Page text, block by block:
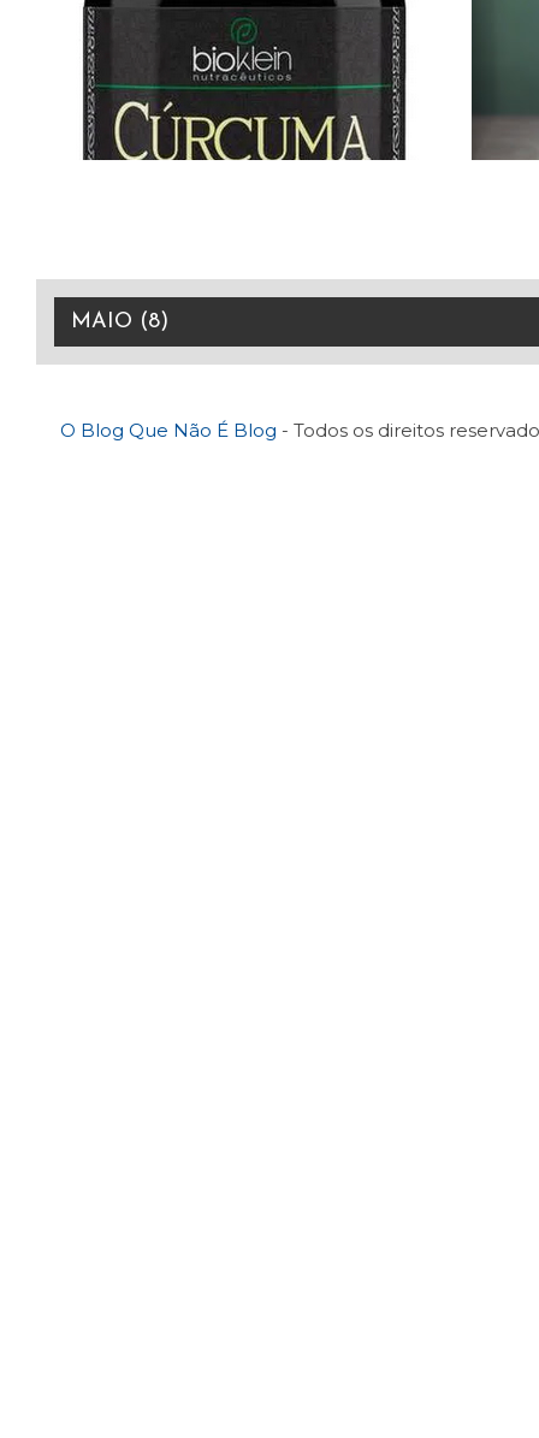
O Blog Que Não É Blog - Todos os direitos